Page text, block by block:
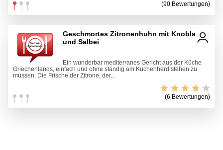
(90 Bewertungen)
Geschmortes Zitronenhuhn mit Knoblauch
und Salbei
Ein wunderbar mediterranes Gericht aus der Küche
Griechenlands, einfach und ohne ständig am Küchenherd stehen zu
müssen. Die Frische der Zitrone, der...
(6 Bewertungen)